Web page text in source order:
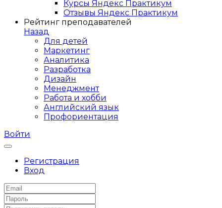
Курсы Яндекс Практикум
Отзывы Яндекс Практикум
Рейтинг преподавателей
Назад
Для детей
Маркетинг
Аналитика
Разработка
Дизайн
Менеджмент
Работа и хобби
Английский язык
Профориентация
Войти
Регистрация
Вход